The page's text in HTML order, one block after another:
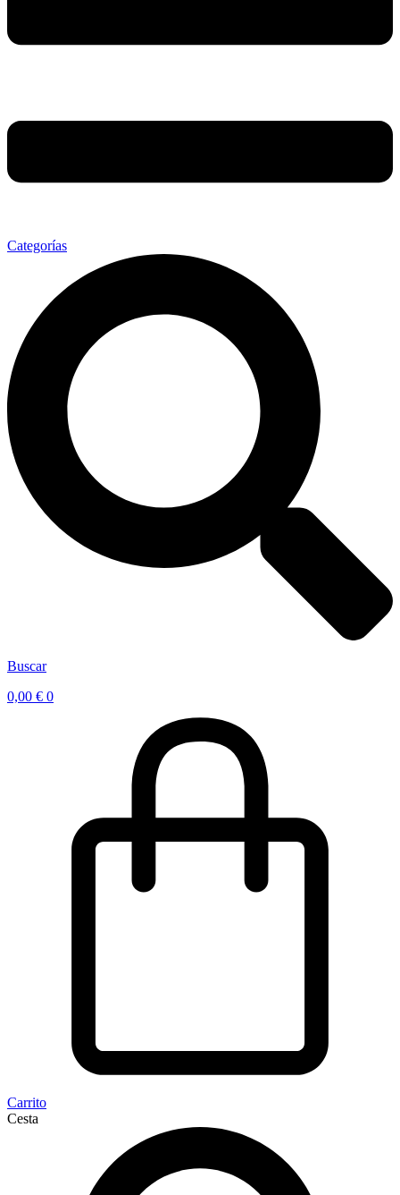
Categorías
Buscar
0,00 € 0
Carrito
Cesta